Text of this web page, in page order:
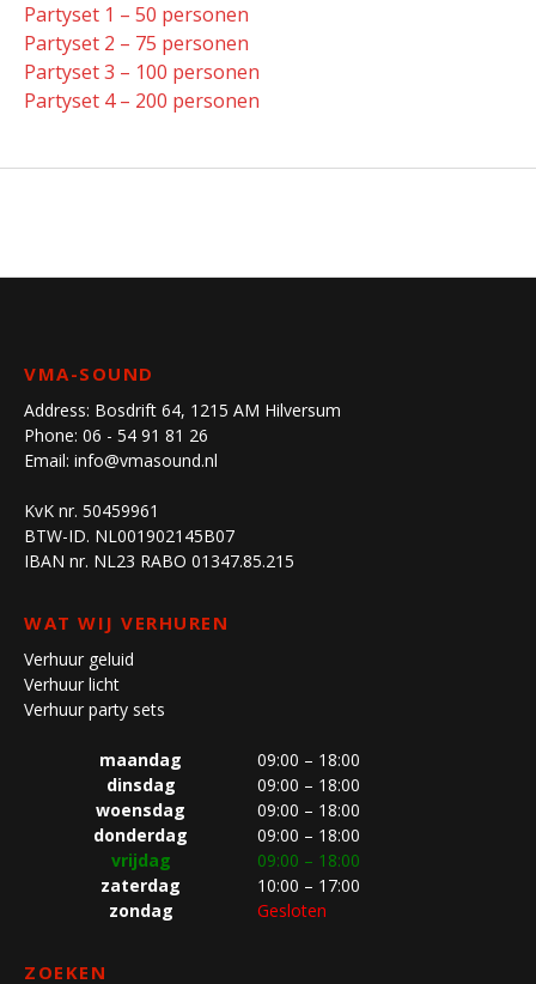
Partyset 1 – 50 personen
Partyset 2 – 75 personen
Partyset 3 – 100 personen
Partyset 4 – 200 personen
VMA-SOUND
Address: Bosdrift 64, 1215 AM Hilversum
Phone: 06 - 54 91 81 26
Email: info@vmasound.nl
KvK nr. 50459961
BTW-ID. NL001902145B07
IBAN nr. NL23 RABO 01347.85.215
WAT WIJ VERHUREN
Verhuur geluid
Verhuur licht
Verhuur party sets
maandag
09:00 – 18:00
dinsdag
09:00 – 18:00
woensdag
09:00 – 18:00
donderdag
09:00 – 18:00
vrijdag
09:00 – 18:00
zaterdag
10:00 – 17:00
zondag
Gesloten
ZOEKEN